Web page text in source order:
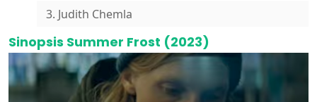
3. Judith Chemla
Sinopsis Summer Frost (2023)